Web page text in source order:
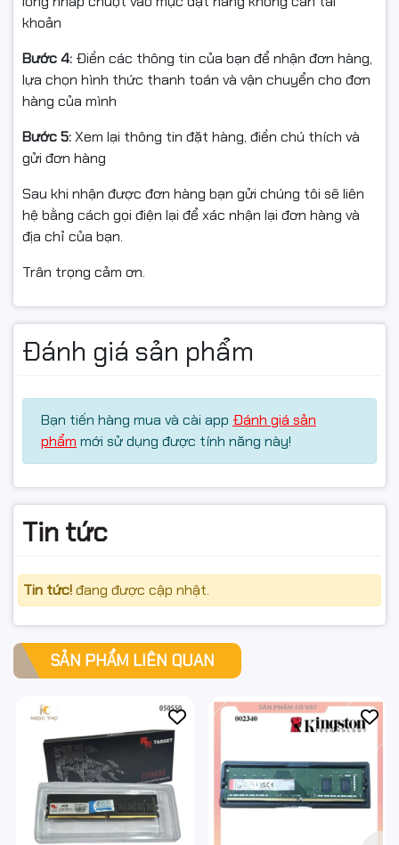
Va đập, móp méo, gãy chân, lỗi vận chuyển
Nếu lắp chưa chạy được, hãy liên hệ kỹ thuật của shop
trước khi bấm hoàn để được hướng dẫn kiểm tra:
Khe RAM
Tương thích main
Cách lắp
Hàng gửi hoàn cần:
Nguyên trạng, không trầy xước, không cong/gãy chân
Đủ hộp, vỏ, tem, hoá đơn, phụ kiện (nếu có)
Chỉ hỗ trợ đổi/hoàn khi sản phẩm vẫn còn giá trị sử
dụng và còn trong thời gian quy định của sàn.
#RAM #KingSpec #DDR3 #8GB #Bus1600
#NangCapPC #RAMPC #HangChinhHang #FullVAT
khoản
Bước 4: Điền các thông tin của bạn để nhận đơn hàng,
lựa chọn hình thức thanh toán và vận chuyển cho đơn
hàng của mình
Bước 5:Xem lại thông tin đặt hàng, điền chú thích và
gửi đơn hàng
Sau khi nhận được đơn hàng bạn gửi chúng tôi sẽ liên
hệ bằng cách gọi điện lại để xác nhận lại đơn hàng và
địa chỉ của bạn.
Trân trọng cảm ơn.
Đánh giá sản phẩm
Bạn tiến hàng mua và cài app Đánh giá sản
phẩm mới sử dụng được tính năng này!
Tin tức
Tin tức!đang được cập nhật.
SẢN PHẨM LIÊN QUAN